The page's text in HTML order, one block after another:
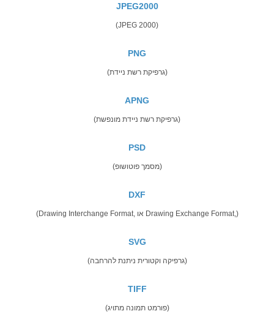
JPEG2000
(JPEG 2000)
PNG
(גרפיקת רשת ניידת)
APNG
(גרפיקת רשת ניידת מונפשת)
PSD
(מסמך פוטושופ)
DXF
(Drawing Interchange Format, או Drawing Exchange Format,)
SVG
(גרפיקה וקטורית ניתנת להרחבה)
TIFF
(פורמט תמונה מתויג)